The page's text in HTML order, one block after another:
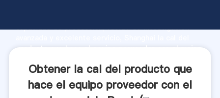
capacidad de producción, fuerza de investigación
producto que hace el equipo proveedor con el mejor
todos los clientes.
Obtener la cal del producto que
hace el equipo proveedor con el